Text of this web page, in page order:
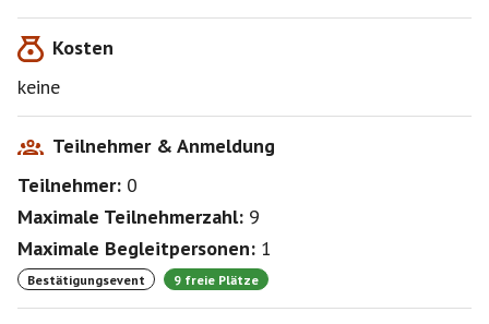
Kosten
keine
Teilnehmer & Anmeldung
Teilnehmer: 0
Maximale Teilnehmerzahl: 9
Maximale Begleitpersonen: 1
Bestätigungsevent 9 freie Plätze